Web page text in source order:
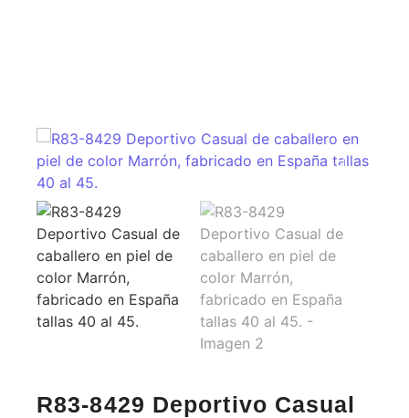
R83-8429 Deportivo Casual